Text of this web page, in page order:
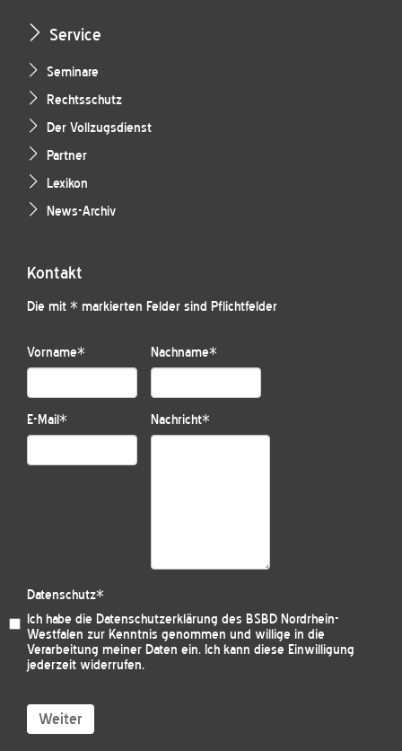
Service
Seminare
Rechtsschutz
Der Vollzugsdienst
Partner
Lexikon
News-Archiv
Kontakt
Die mit * markierten Felder sind Pflichtfelder
Vorname* Nachname*
E-Mail* Nachricht*
Datenschutz*
Ich habe die Datenschutzerklärung des BSBD Nordrhein-
Westfalen zur Kenntnis genommen und willige in die
Verarbeitung meiner Daten ein. Ich kann diese Einwilligung
jederzeit widerrufen.
Weiter